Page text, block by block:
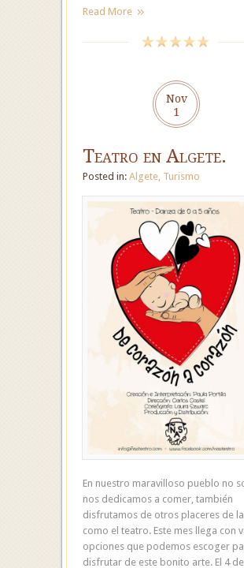
Read More
Nov
1
Teatro en Algete.
Posted in: Algete, Turismo
En nuestro maravilloso pueblo no
nos dedicamos a comer, también
disfrutamos de otros placeres de
como el teatro. Este mes llega con
opciones que podemos escoger
disfrutar de este bonito arte. El 4 de